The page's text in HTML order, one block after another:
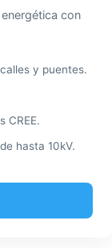
con
y puentes.
CREE.
hasta 10kV.